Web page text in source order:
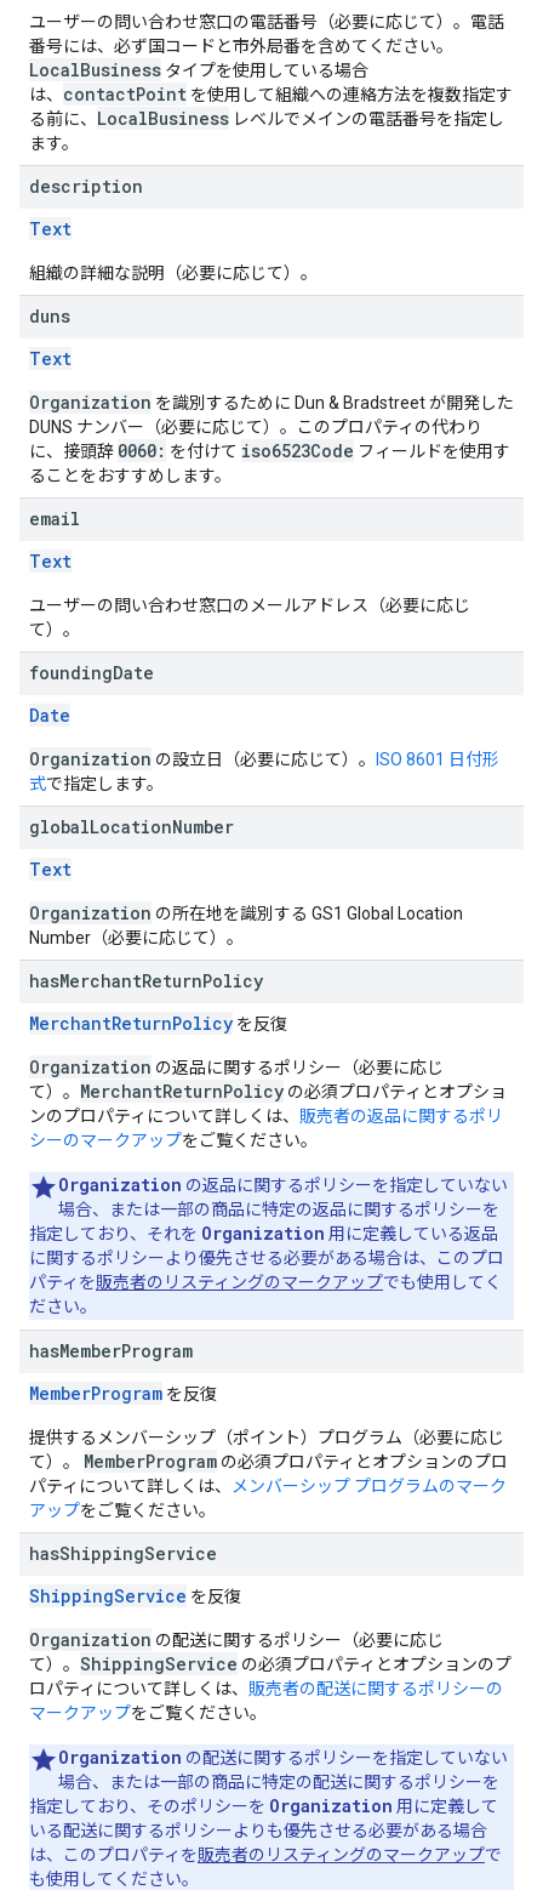
ユーザーの問い合わせ窓口の電話番号（必要に応じて）。電話
番号には、必ず国コードと市外局番を含めてください。
LocalBusiness タイプを使用している場合
は、 contactPoint を使用して組織への連絡方法を複数指定す
る前に、 LocalBusiness レベルでメインの電話番号を指定し
ます。
description
Text
組織の詳細な説明（必要に応じて）。
duns
Text
Organization を識別するために Dun & Bradstreet が開発した
DUNS ナンバー（必要に応じて）。このプロパティの代わり
に、接頭辞 0060: を付けて iso6523Code フィールドを使用す
ることをおすすめします。
email
Text
ユーザーの問い合わせ窓口のメールアドレス（必要に応じ
て）。
foundingDate
Date
Organization の設立日（必要に応じて）。
ISO 8601 日付形
式で指定します。
globalLocationNumber
Text
Organization の所在地を識別する GS1 Global Location
Number（必要に応じて）。
hasMerchantReturnPolicy
MerchantReturnPolicy を反復
Organization の返品に関するポリシー（必要に応じ
て）。 MerchantReturnPolicy の必須プロパティとオプショ
ンのプロパティについて詳しくは、 販売者の返品に関するポリ
シーのマークアップをご覧ください。
Organization の返品に関するポリシーを指定していない
場合、または一部の商品に特定の返品に関するポリシーを
指定しており、それを Organization 用に定義している返品
に関するポリシーより優先させる必要がある場合は、このプロ
パティを販売者のリスティングのマークアップでも使用してく
ださい。
hasMemberProgram
MemberProgram を反復
提供するメンバーシップ（ポイント）プログラム（必要に応じ
て）。 MemberProgram の必須プロパティとオプションのプロ
パティについて詳しくは、
メンバーシップ プログラムのマーク
アップをご覧ください。
hasShippingService
ShippingService を反復
Organization の配送に関するポリシー（必要に応じ
て）。 ShippingService の必須プロパティとオプションのプ
ロパティについて詳しくは、 販売者の配送に関するポリシーの
マークアップをご覧ください。
Organization の配送に関するポリシーを指定していない
場合、または一部の商品に特定の配送に関するポリシーを
指定しており、そのポリシーを Organization 用に定義して
いる配送に関するポリシーよりも優先させる必要がある場合
は、このプロパティを販売者のリスティングのマークアップで
も使用してください。